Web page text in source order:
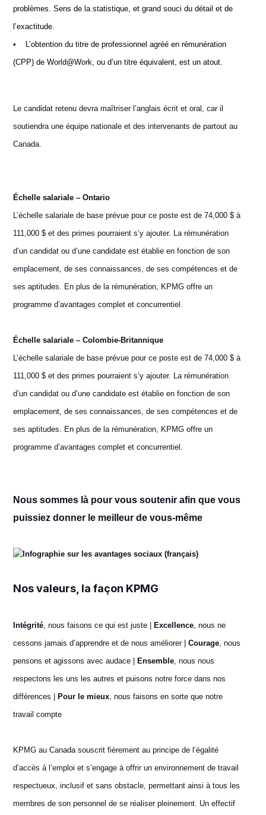
problèmes. Sens de la statistique, et grand souci du détail et de
l’exactitude.
• L’obtention du titre de professionnel agréé en rémunération
(CPP) de World@Work, ou d’un titre équivalent, est un atout.
Le candidat retenu devra maîtriser l’anglais écrit et oral, car il
soutiendra une équipe nationale et des intervenants de partout au
Canada.
Échelle salariale – Ontario
L’échelle salariale de base prévue pour ce poste est de 74,000 $ à
111,000 $et des primes pourraient s’y ajouter. La rémunération
d’un candidat ou d’une candidate est établie en fonction de son
emplacement, de ses connaissances, de ses compétences et de
ses aptitudes. En plus de la rémunération, KPMG offre un
programme d’avantages complet et concurrentiel.
Échelle salariale – Colombie-Britannique
L’échelle salariale de base prévue pour ce poste est de 74,000 $ à
111,000 $et des primes pourraient s’y ajouter. La rémunération
d’un candidat ou d’une candidate est établie en fonction de son
emplacement, de ses connaissances, de ses compétences et de
ses aptitudes. En plus de la rémunération, KPMG offre un
programme d’avantages complet et concurrentiel.
Nous sommes là pour vous soutenir afin que vous
puissiez donner le meilleur de vous-même
Nos valeurs, la façon KPMG
Intégrité, nous faisons ce qui est juste | Excellence, nous ne
cessons jamais d’apprendre et de nous améliorer | Courage, nous
pensons et agissons avec audace | Ensemble, nous nous
respectons les uns les autres et puisons notre force dans nos
différences | Pour le mieux, nous faisons en sorte que notre
travail compte
KPMG au Canada souscrit fièrement au principe de l’égalité
d’accès à l’emploi et s’engage à offrir un environnement de travail
respectueux, inclusif et sans obstacle, permettant ainsi à tous les
membres de son personnel de se réaliser pleinement. Un effectif